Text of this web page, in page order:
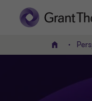
INICIO